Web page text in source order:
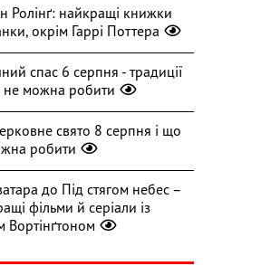
Ролінґ: найкращі книжки
окрім Гаррі Поттера
спас 6 серпня - традиції
не можна робити
свято 8 серпня і що
робити
до Під стягом небес –
фільми й серіали із
Вортінґтоном